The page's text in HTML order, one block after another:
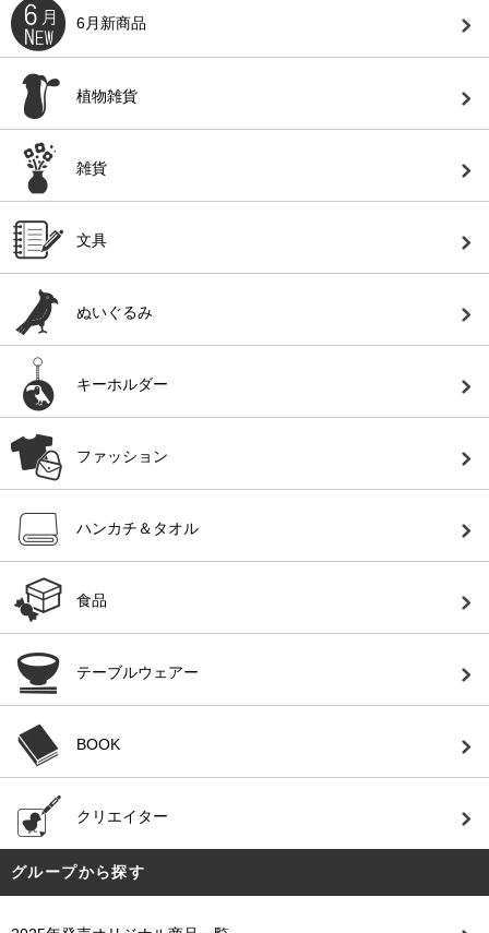
6月新商品
植物雑貨
雑貨
文具
ぬいぐるみ
キーホルダー
ファッション
ハンカチ＆タオル
食品
テーブルウェアー
BOOK
クリエイター
グループから探す